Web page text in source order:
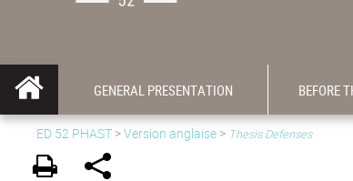
GENERAL PRESENTATION BEFORE
ED 52 PHAST >Version anglaise > Thesis Defenses